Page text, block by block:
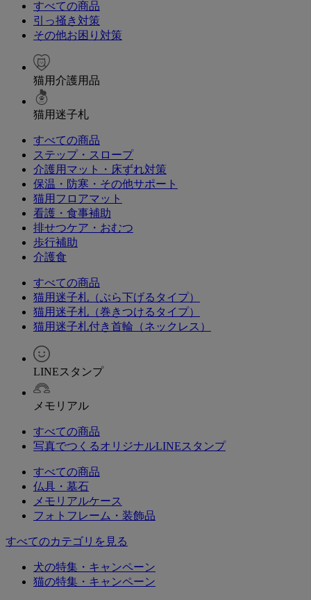
すべての商品
引っ掻き対策
その他お困り対策
猫用介護用品
猫用迷子札
すべての商品
ステップ・スロープ
介護用マット・床ずれ対策
保温・防寒・その他サポート
猫用フロアマット
看護・食事補助
排せつケア・おむつ
歩行補助
介護食
すべての商品
猫用迷子札（ぶら下げるタイプ）
猫用迷子札（巻きつけるタイプ）
猫用迷子札付き首輪（ネックレス）
LINEスタンプ
メモリアル
すべての商品
写真でつくるオリジナルLINEスタンプ
すべての商品
仏具・墓石
メモリアルケース
フォトフレーム・装飾品
すべてのカテゴリを見る
犬の特集・キャンペーン
猫の特集・キャンペーン